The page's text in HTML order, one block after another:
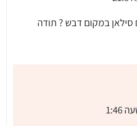
סילאן במקום דבש ? תודה